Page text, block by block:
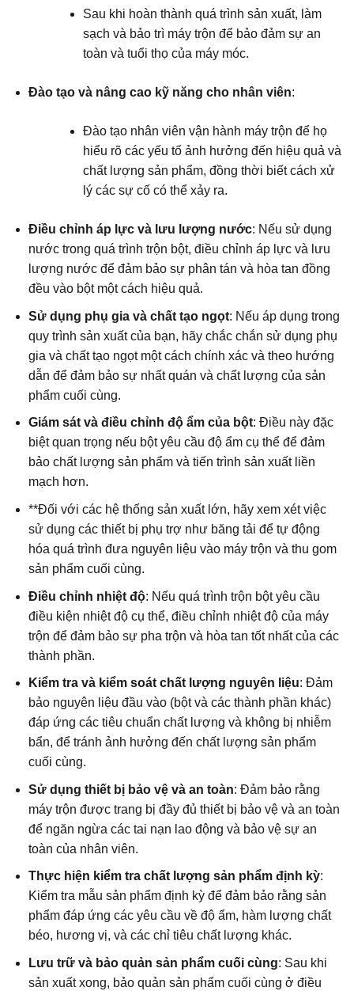
Sau khi hoàn thành quá trình sản xuất, làm
sạch và bảo trì máy trộn để bảo đảm sự an
toàn và tuổi thọ của máy móc.
Đào tạo và nâng cao kỹ năng cho nhân viên:
Đào tạo nhân viên vận hành máy trộn để họ
hiểu rõ các yếu tố ảnh hưởng đến hiệu quả và
chất lượng sản phẩm, đồng thời biết cách xử
lý các sự cố có thể xảy ra.
Điều chỉnh áp lực và lưu lượng nước: Nếu sử dụng
nước trong quá trình trộn bột, điều chỉnh áp lực và lưu
lượng nước để đảm bảo sự phân tán và hòa tan đồng
đều vào bột một cách hiệu quả.
Sử dụng phụ gia và chất tạo ngọt: Nếu áp dụng trong
quy trình sản xuất của bạn, hãy chắc chắn sử dụng phụ
gia và chất tạo ngọt một cách chính xác và theo hướng
dẫn để đảm bảo sự nhất quán và chất lượng của sản
phẩm cuối cùng.
Giám sát và điều chỉnh độ ẩm của bột: Điều này đặc
biệt quan trọng nếu bột yêu cầu độ ẩm cụ thể để đảm
bảo chất lượng sản phẩm và tiến trình sản xuất liền
mạch hơn.
**Đối với các hệ thống sản xuất lớn, hãy xem xét việc
sử dụng các thiết bị phụ trợ như băng tải để tự động
hóa quá trình đưa nguyên liệu vào máy trộn và thu gom
sản phẩm cuối cùng.
Điều chỉnh nhiệt độ: Nếu quá trình trộn bột yêu cầu
điều kiện nhiệt độ cụ thể, điều chỉnh nhiệt độ của máy
trộn để đảm bảo sự pha trộn và hòa tan tốt nhất của các
thành phần.
Kiểm tra và kiểm soát chất lượng nguyên liệu: Đảm
bảo nguyên liệu đầu vào (bột và các thành phần khác)
đáp ứng các tiêu chuẩn chất lượng và không bị nhiễm
bẩn, để tránh ảnh hưởng đến chất lượng sản phẩm
cuối cùng.
Sử dụng thiết bị bảo vệ và an toàn: Đảm bảo rằng
máy trộn được trang bị đầy đủ thiết bị bảo vệ và an toàn
để ngăn ngừa các tai nạn lao động và bảo vệ sự an
toàn của nhân viên.
Thực hiện kiểm tra chất lượng sản phẩm định kỳ:
Kiểm tra mẫu sản phẩm định kỳ để đảm bảo rằng sản
phẩm đáp ứng các yêu cầu về độ ẩm, hàm lượng chất
béo, hương vị, và các chỉ tiêu chất lượng khác.
Lưu trữ và bảo quản sản phẩm cuối cùng: Sau khi
sản xuất xong, bảo quản sản phẩm cuối cùng ở điều